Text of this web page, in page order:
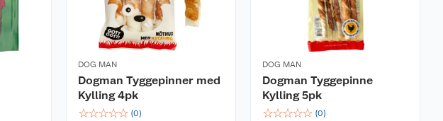
DOG MAN
Dogman Tyggepinner med
Kylling 4pk
☆☆☆☆☆ (0)
DOG MAN
Dogman Tyggepinne
Kylling 5pk
☆☆☆☆☆ (0)